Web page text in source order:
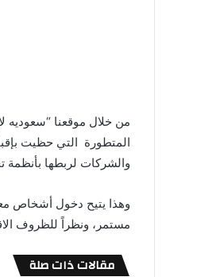
من خلال موقعنا “سعوديه
المتطورة التي حظيت
والشركات لربطها بأنظمة
وهذا يتيح دخول أشخاص
مستمر، ونظراً للظروف
مقالات ذات صلة